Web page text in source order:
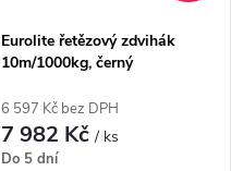
Eurolite řetězový zdvihák
10m/1000kg, černý
6 597 Kč bez DPH
7 982 Kč/ ks
Do 5 dní